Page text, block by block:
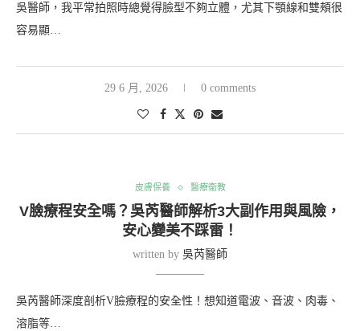
吳醫師，我平常拍照時總覺得臉型不夠立體，尤其下顎線和雙頰很
容易顯…
29 6 月, 2026 0 comments
皮膚保養 醫療衛教
V臉療程安全嗎？吳芮醫師解析3大副作用與風險，
安心變美不踩雷！
written by 吳芮醫師
吳芮醫師深度剖析V臉療程的安全性！想知道電波、音波、肉毒、
溶脂等…